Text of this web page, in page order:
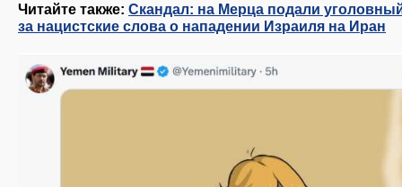
Читайте также: Скандал: на Мерца подали
за нацистские слова о нападении Израиля на Иран